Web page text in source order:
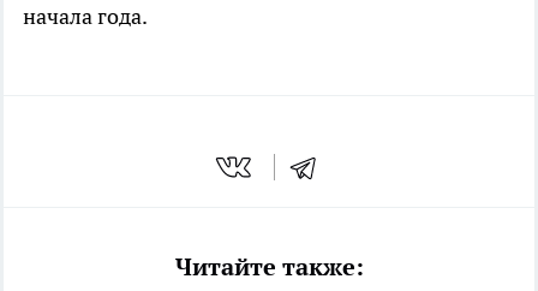
начала года.
Читайте также: